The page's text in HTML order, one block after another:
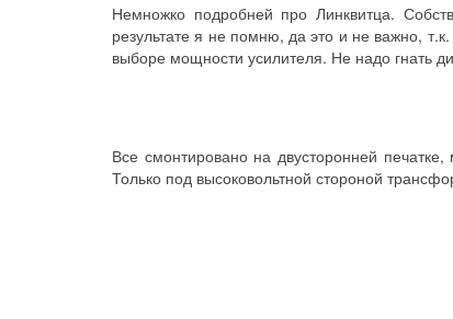
Немножко подробней про Линквитца.
результате я не помню, да это и не важно,
выборе мощности усилителя. Не надо гнать
Все смонтировано на двусторонней
Только под высоковольтной стороной